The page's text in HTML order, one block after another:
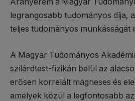
legrangosabb tudományos díja,
teljes tudományos munkásságát
A Magyar Tudományos
szilárdtest-fizikán belül az
erősen korrelált mágneses és
amelyek közül a legfontosabb